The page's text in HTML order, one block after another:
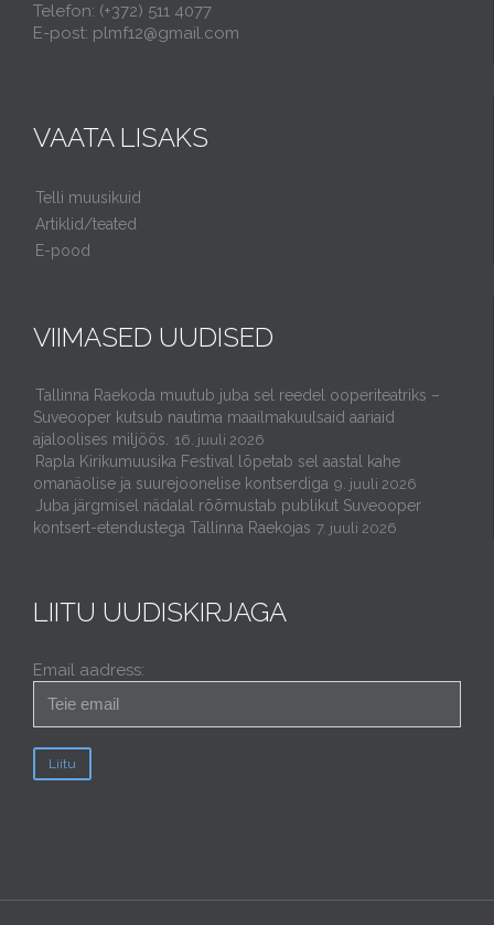
Telefon: (+372) 511 4077
E-post: plmf12@gmail.com
VAATA LISAKS
Telli muusikuid
Artiklid/teated
E-pood
VIIMASED UUDISED
Tallinna Raekoda muutub juba sel reedel ooperiteatriks –
Suveooper kutsub nautima maailmakuulsaid aariaid
ajaloolises miljöös. 16. juuli 2026
Rapla Kirikumuusika Festival lõpetab sel aastal kahe
omanäolise ja suurejoonelise kontserdiga 9. juuli 2026
Juba järgmisel nädalal rõõmustab publikut Suveooper
kontsert-etendustega Tallinna Raekojas 7. juuli 2026
LIITU UUDISKIRJAGA
Email aadress: